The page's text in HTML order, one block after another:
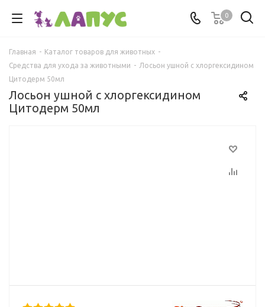
0
Главная - Каталог товаров для животных -
Средства для ухода за животными - Лосьон ушной с хлоргексидином
Цитодерм 50мл
Лосьон ушной с хлоргексидином
Цитодерм 50мл